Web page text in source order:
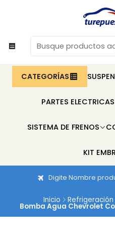
CATEGORÍAS
PARTES ELECTRICAS
SISTEMA DE FRENOS
KIT
Digite Nombre
Inicio Refrigeración
Bomba Agua Chevrolet